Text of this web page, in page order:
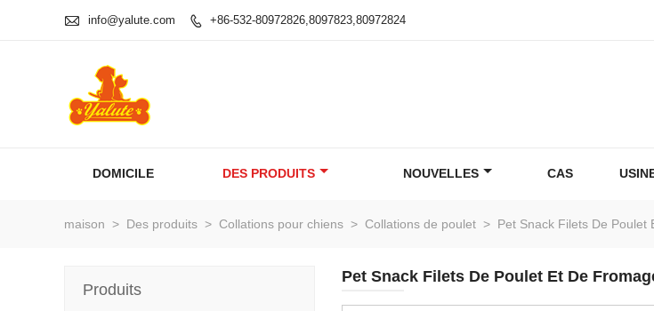
 info@yalute.com  +86-532-80972826,8097823,80972824
DOMICILE DES PRODUITS NOUVELLES CAS
maison > Des produits > Collations pour chiens > Collations de poulet > Pet Snack Filets De Poulet
Pet Snack Filets De Poulet Et De
Produits